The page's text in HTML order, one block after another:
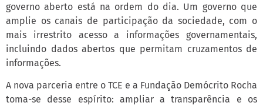
governo aberto está na ordem do dia. Um governo que
amplie os canais de participação da sociedade, com o
mais irrestrito acesso a informações governamentais,
incluindo dados abertos que permitam cruzamentos de
informações.
A nova parceria entre o TCE e a Fundação Demócrito Rocha
toma-se desse espírito: ampliar a transparência e os